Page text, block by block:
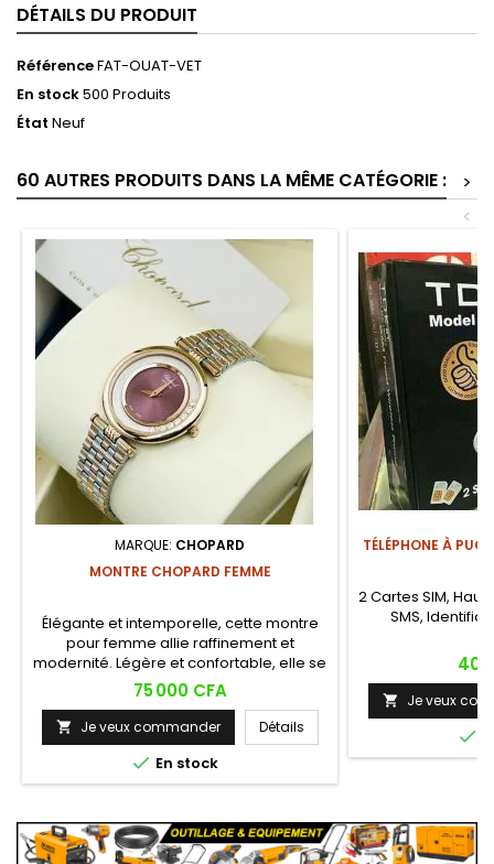
DÉTAILS DU PRODUIT
RéférenceFAT-OUAT-VET
En stock500 Produits
État Neuf
60 AUTRES PRODUITS DANS LA MÊME CATÉGORIE :
>
<
MARQUE: CHOPARD
MONTRE CHOPARD FEMME
Élégante et intemporelle, cette montre
pour femme allie raffinement et
modernité. Légère et confortable, elle se
porte aussi bien au quotidien qu’en
soirée, apportant une touche de
sophistication à chaque tenue.
Prix
75 000 CFA
 Je veux commander Détails
 En stock
TÉLÉPHONE À
2 Cartes SIM,
SMS,
Prix
40
 Je veux
